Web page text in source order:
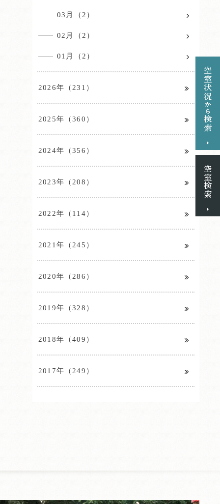
03月（2）
02月（2）
01月（2）
2026年（231）
2025年（360）
2024年（356）
2023年（208）
2022年（114）
2021年（245）
2020年（286）
2019年（328）
2018年（409）
2017年（249）